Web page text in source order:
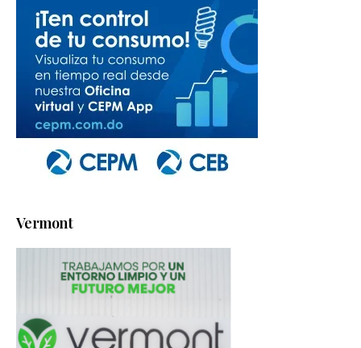
Vermont